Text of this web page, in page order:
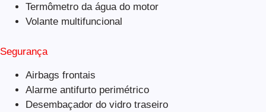
Termômetro da água do motor
Volante multifuncional
Segurança
Airbags frontais
Alarme antifurto perimétrico
Desembaçador do vidro traseiro